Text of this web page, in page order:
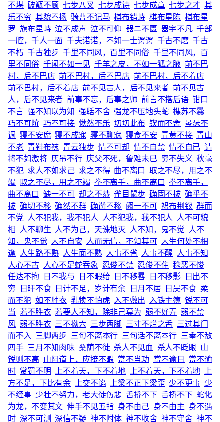
不堪 破甑不顾 七步八叉 七步成诗 七步成章 七步之才 其
乐不穷 其貌不扬 骑曹不记马 棋布错峙 棋布星陈 棋布星
罗 旗布星峙 泣不成声 泣不可仰 器二不匮 器宇不凡 千部
一腔，千人一面 千夫诺诺，不如一士谔谔 千古不磨 千古
不朽 千古独步 千里不同风，百里不同俗 千里不同风，百
里不同俗 千闻不如一见 千羊之皮，不如一狐之腋 前不巴
村，后不巴店 前不巴村，后不巴店 前不巴村，后不着店
前不巴村，后不着店 前不见古人，后不见来者 前不见古
人，后不见来者 前事不忘，后事之师 前言不搭后语 钳口
不言 强不知以为知 强聒不舍 强龙不压地头蛇 樵苏不爨
巧不可阶 巧不可接 愀然不乐 切切此布 锲而不舍 琴瑟不
调
寝不安席 寝不成寐 寝不聊寐 寝食不安 青黄不接 青山
不老 青鞋布袜 青云独步 情不可却 情不自禁 情不自已 请
将不如激将 庆吊不行 庆父不死，鲁难未已 穷不失义 秋毫
不犯 求人不如求己 求之不得 曲不离口
取之不尽，用之不
竭 取之不尽，用之不竭 拳不离手，曲不离口
拳不离手，
曲不离口
缺一不可 却之不恭 雀目鼠步 确固不拔 确乎不
拔 确切不移 确然不群 确凿不移 阙一不可 裙布荆钗 群而
不党
人不犯我，我不犯人 人不犯我，我不犯人
人不可貌
相
人不聊生 人不为己，天诛地灭 人不知，鬼不觉
人不
知，鬼不觉
人不自安 人而无信，不知其可 人生何处不相
逢
人生路不熟 人生面不熟 人事不省 人事不醒
人事不知
人心不古 人心不足蛇吞象 忍俊不禁 忍俊不住 稔恶不悛
任达不拘
日不我与 日不暇给 日不移晷 日不移影
日出不
穷
日旰不食 日计不足，岁计有余 日月不居 日昃不食 柔
而不犯 如不胜衣 乳犊不怕虎 入不敷出 入铁主簿 锐不可
当 若不胜衣 若要人不知，除非己莫为 弱不好弄 弱不禁
风 弱不胜衣 三不拗六 三步两脚 三寸不烂之舌 三过其门
而不入
三脚两步 三句不离本行 三句话不离本行 三拳不敌
四手 三月不知肉味 桑荫不徙 杀人不见血 杀人不眨眼 山
锐则不高 山阴道上，应接不暇 赏不当功 赏不逾日
赏不逾
时 赏罚不明 上不着天，下不着地 上不着天，下不着地
上
方不足，下比有余
上交不谄 上梁不正下梁歪 少不更事 少
不经事 少壮不努力，老大徒伤悲 舌挢不下 舌桥不下 蛇化
为龙，不变其文 伸手不见五指 身不由己 身不由主 身不遇
时 深不可测 深信不疑 神不附体 神不收舍 神不守舍 神不